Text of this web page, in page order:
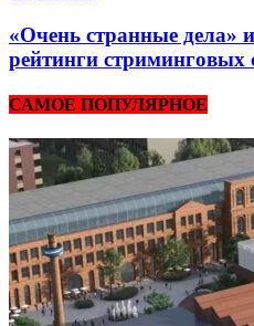
«Очень странные дела»
рейтинги стриминговых
САМОЕ ПОПУЛЯРНОЕ